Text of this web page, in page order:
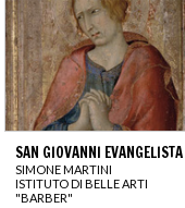
SAN GIOVANNI EVANGELISTA
SIMONE MARTINI
ISTITUTO DI BELLE ARTI
"BARBER"